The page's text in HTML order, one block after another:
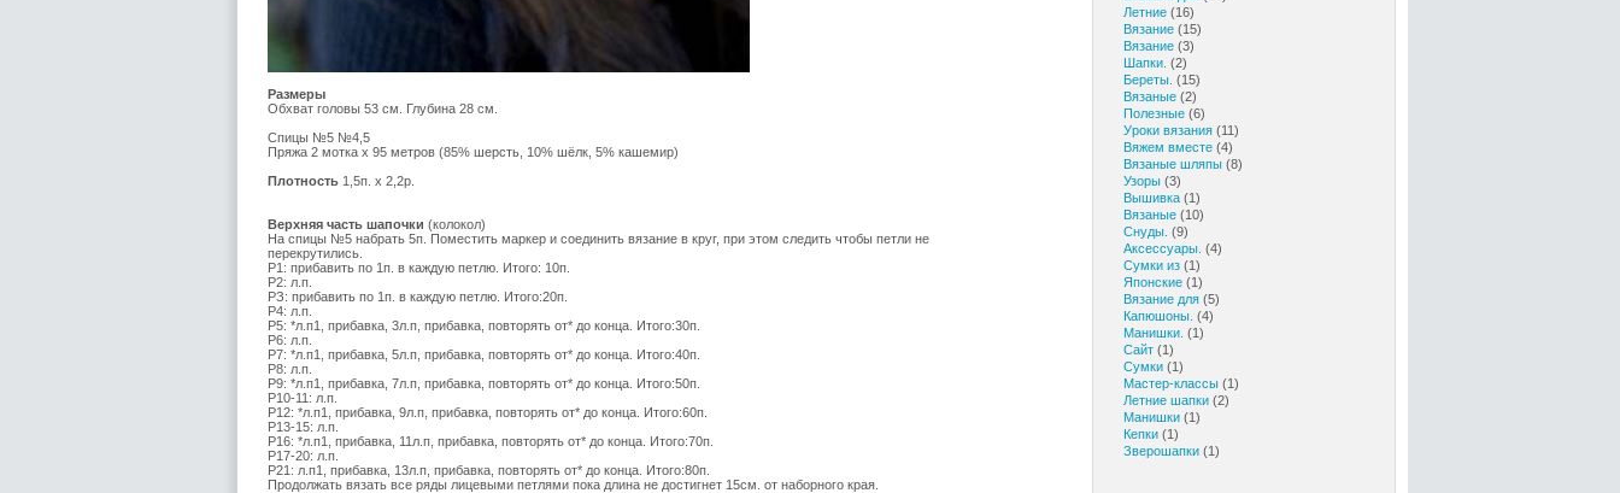
Размеры
Обхват головы 53 см. Глубина 28 см.
Спицы №5 №4,5
Пряжа 2 мотка х 95 метров (85% шерсть, 10% шёлк, 5% кашемир)
Плотность 1,5п. х 2,2р.
Верхняя часть шапочки (колокол)
На спицы №5 набрать 5п. Поместить маркер и соединить вязание в круг, при этом следить чтобы петли не
перекрутились.
Р1: прибавить по 1п. в каждую петлю. Итого: 10п.
Р2: л.п.
РЗ: прибавить по 1п. в каждую петлю. Итого:20п.
Р4: л.п.
Р5: *л.п1, прибавка, 3л.п, прибавка, повторять от* до конца. Итого:30п.
Р6: л.п.
Р7: *л.п1, прибавка, 5л.п, прибавка, повторять от* до конца. Итого:40п.
Р8: л.п.
Р9: *л.п1, прибавка, 7л.п, прибавка, повторять от* до конца. Итого:50п.
Р10-11: л.п.
Р12: *л.п1, прибавка, 9л.п, прибавка, повторять от* до конца. Итого:60п.
Р13-15: л.п.
Р16: *л.п1, прибавка, 11л.п, прибавка, повторять от* до конца. Итого:70п.
Р17-20: л.п.
Р21: л.п1, прибавка, 13л.п, прибавка, повторять от* до конца. Итого:80п.
Продолжать вязать все ряды лицевыми петлями пока длина не достигнет 15см. от наборного края.
Летние (16)
Вязание (15)
Вязание (3)
Шапки. (2)
Береты. (15)
Вязаные (2)
Полезные (6)
Уроки вязания (11)
Вяжем вместе (4)
Вязаные шляпы (8)
Узоры (3)
Вышивка (1)
Вязаные (10)
Снуды. (9)
Аксессуары. (4)
Сумки из (1)
Японские (1)
Вязание для (5)
Капюшоны. (4)
Манишки. (1)
Сайт (1)
Сумки (1)
Мастер-классы (1)
Летние шапки (2)
Манишки (1)
Кепки (1)
Зверошапки (1)